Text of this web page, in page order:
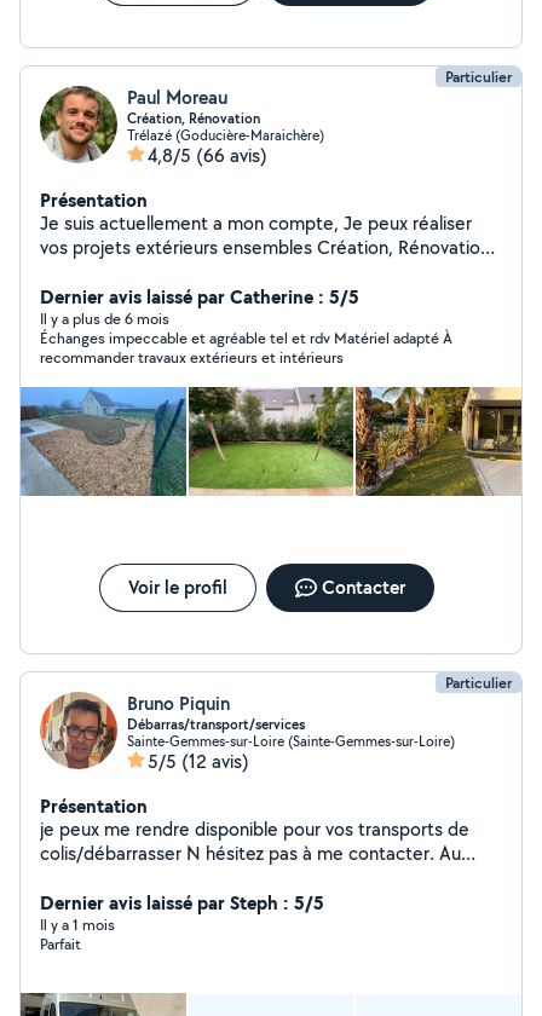
Particulier
Paul Moreau
Création, Rénovation
Trélazé (Goducière-Maraichère)
4,8/5 (66 avis)
Présentation
Je suis actuellement a mon compte, Je peux réaliser
vos projets extérieurs ensembles Création, Rénovation
Cesu. Je propose mes services : - Travaux extérieur :
taillage de haies, création de parterre, pose de clôture,
élagage, évacuation de gravats, maçonnerie, semence
et tonte de pelouse (entretien en général). - Travaux
intérieur : peinture, bricolage, toutes autres demandes
Je reste à votre disposition pour d'éventuelles
questions. Paul
Dernier avis laissé par Catherine : 5/5
Il y a plus de 6 mois
Échanges impeccable et agréable tel et rdv Matériel adapté À
recommander travaux extérieurs et intérieurs
Voir le profil Contacter
Particulier
Bruno Piquin
Débarras/transport/services
Sainte-Gemmes-sur-Loire (Sainte-Gemmes-sur-Loire)
5/5 (12 avis)
Présentation
je peux me rendre disponible pour vos transports de
colis/débarrasser N hésitez pas à me contacter. Au
Dernier avis laissé par Steph : 5/5
Il y a 1 mois
Parfait